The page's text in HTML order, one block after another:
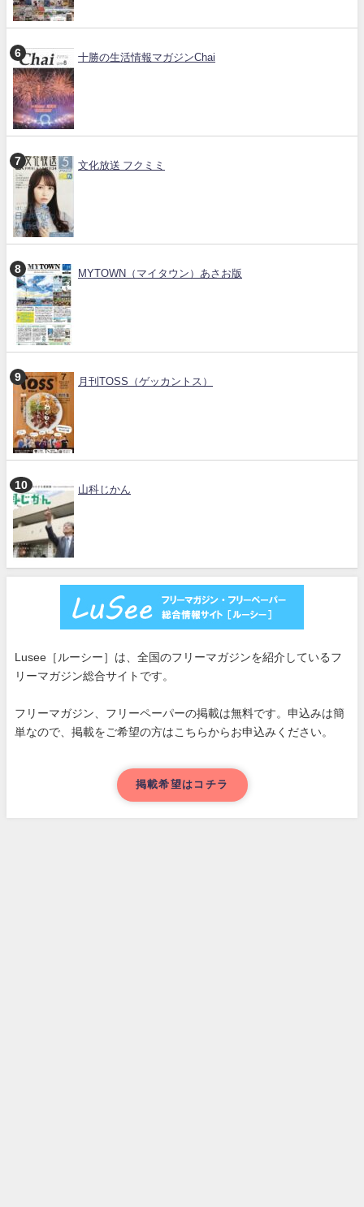
十勝の生活情報マガジンChai
文化放送 フクミミ
MYTOWN（マイタウン）あさお版
月刊TOSS（ゲッカントス）
山科じかん
Lusee［ルーシー］は、全国のフリーマガジンを紹介しているフ
リーマガジン総合サイトです。
フリーマガジン、フリーペーパーの掲載は無料です。申込みは簡
単なので、掲載をご希望の方はこちらからお申込みください。
掲載希望はコチラ